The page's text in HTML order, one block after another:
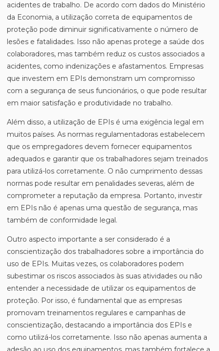
acidentes de trabalho. De acordo com dados do Ministério
da Economia, a utilização correta de equipamentos de
proteção pode diminuir significativamente o número de
lesões e fatalidades. Isso não apenas protege a saúde dos
colaboradores, mas também reduz os custos associados a
acidentes, como indenizações e afastamentos. Empresas
que investem em EPIs demonstram um compromisso
com a segurança de seus funcionários, o que pode resultar
em maior satisfação e produtividade no trabalho.
Além disso, a utilização de EPIs é uma exigência legal em
muitos países. As normas regulamentadoras estabelecem
que os empregadores devem fornecer equipamentos
adequados e garantir que os trabalhadores sejam treinados
para utilizá-los corretamente. O não cumprimento dessas
normas pode resultar em penalidades severas, além de
comprometer a reputação da empresa. Portanto, investir
em EPIs não é apenas uma questão de segurança, mas
também de conformidade legal.
Outro aspecto importante a ser considerado é a
conscientização dos trabalhadores sobre a importância do
uso de EPIs. Muitas vezes, os colaboradores podem
subestimar os riscos associados às suas atividades ou não
entender a necessidade de utilizar os equipamentos de
proteção. Por isso, é fundamental que as empresas
promovam treinamentos regulares e campanhas de
conscientização, destacando a importância dos EPIs e
como utilizá-los corretamente. Isso não apenas aumenta a